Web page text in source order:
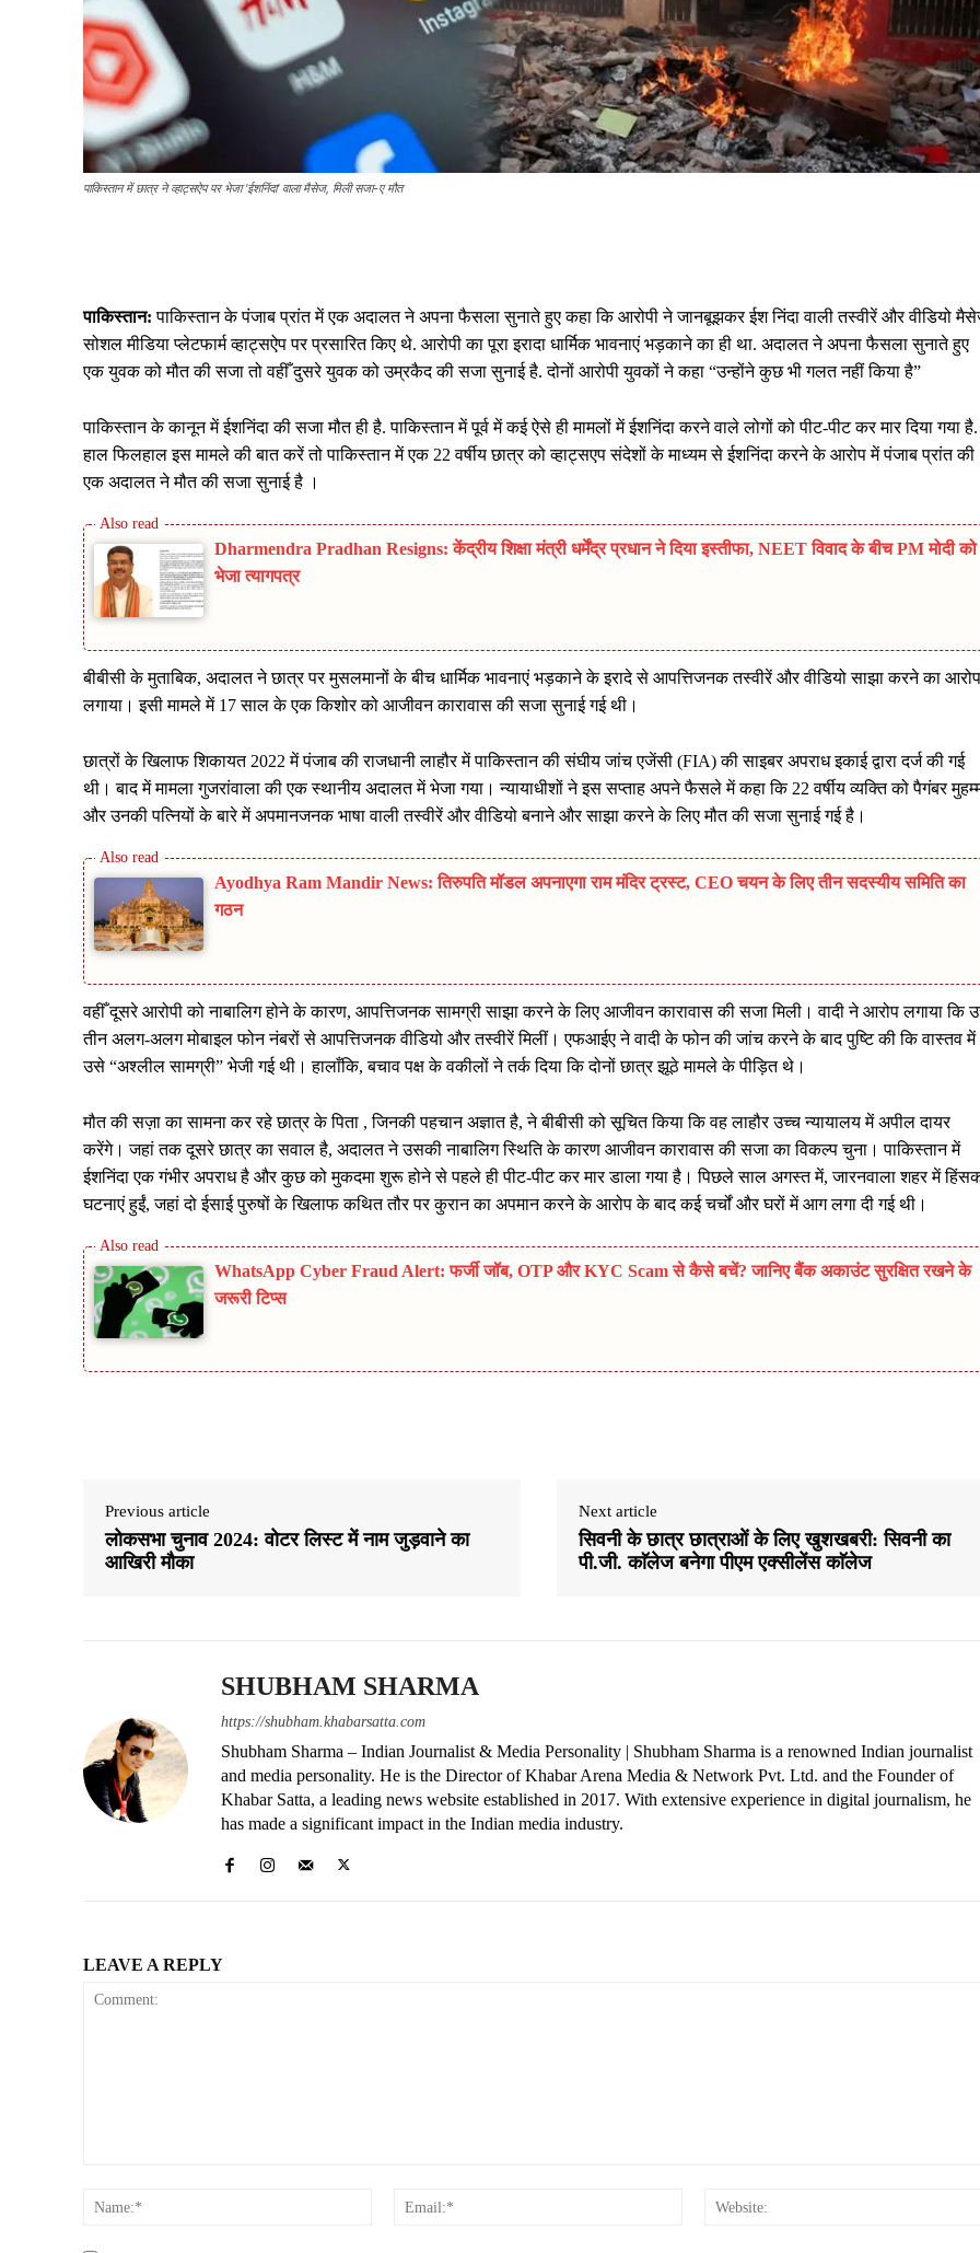
पाकिस्तान में छात्र ने व्हाट्सऐप पर भेजा 'ईशनिंदा' वाला मैसेज, मिली सजा-ए मौत
पाकिस्तान: पाकिस्तान के पंजाब प्रांत में एक अदालत ने अपना फैसला सुनाते हुए कहा कि आरोपी ने जानबूझकर ईश निंदा वाली तस्वीरें और वीडियो
सोशल मीडिया प्लेटफार्म व्हाट्सऐप पर प्रसारित किए थे. आरोपी का पूरा इरादा धार्मिक भावनाएं भड़काने का ही था. अदालत ने अपना फैसला सुनाते हुए
एक युवक को मौत की सजा तो वहीँ दुसरे युवक को उम्रकैद की सजा सुनाई है. दोनों आरोपी युवकों ने कहा “उन्होंने कुछ भी गलत नहीं किया है”
पाकिस्तान के कानून में ईशनिंदा की सजा मौत ही है. पाकिस्तान में पूर्व में कई ऐसे ही मामलों में ईशनिंदा करने वाले लोगों को पीट-पीट कर मार दिया गया है.
हाल फिलहाल इस मामले की बात करें तो पाकिस्तान में एक 22 वर्षीय छात्र को व्हाट्सएप संदेशों के माध्यम से ईशनिंदा करने के आरोप में पंजाब प्रांत की
एक अदालत ने मौत की सजा सुनाई है ।
Dharmendra Pradhan Resigns: केंद्रीय शिक्षा मंत्री धर्मेंद्र प्रधान ने दिया इस्तीफा, NEET विवाद के बीच PM मोदी को
भेजा त्यागपत्र
बीबीसी के मुताबिक, अदालत ने छात्र पर मुसलमानों के बीच धार्मिक भावनाएं भड़काने के इरादे से आपत्तिजनक तस्वीरें और वीडियो साझा करने का आरोप
लगाया। इसी मामले में 17 साल के एक किशोर को आजीवन कारावास की सजा सुनाई गई थी।
छात्रों के खिलाफ शिकायत 2022 में पंजाब की राजधानी लाहौर में पाकिस्तान की संघीय जांच एजेंसी (FIA) की साइबर अपराध इकाई द्वारा दर्ज की गई
थी। बाद में मामला गुजरांवाला की एक स्थानीय अदालत में भेजा गया। न्यायाधीशों ने इस सप्ताह अपने फैसले में कहा कि 22 वर्षीय व्यक्ति को पैगंबर
और उनकी पत्नियों के बारे में अपमानजनक भाषा वाली तस्वीरें और वीडियो बनाने और साझा करने के लिए मौत की सजा सुनाई गई है।
Ayodhya Ram Mandir News: तिरुपति मॉडल अपनाएगा राम मंदिर ट्रस्ट, CEO चयन के लिए तीन सदस्यीय समिति का
गठन
वहीँ दूसरे आरोपी को नाबालिग होने के कारण, आपत्तिजनक सामग्री साझा करने के लिए आजीवन कारावास की सजा मिली। वादी ने आरोप लगाया कि
तीन अलग-अलग मोबाइल फोन नंबरों से आपत्तिजनक वीडियो और तस्वीरें मिलीं। एफआईए ने वादी के फोन की जांच करने के बाद पुष्टि की कि वास्तव में
उसे “अश्लील सामग्री” भेजी गई थी। हालाँकि, बचाव पक्ष के वकीलों ने तर्क दिया कि दोनों छात्र झूठे मामले के पीड़ित थे।
मौत की सज़ा का सामना कर रहे छात्र के पिता , जिनकी पहचान अज्ञात है, ने बीबीसी को सूचित किया कि वह लाहौर उच्च न्यायालय में अपील दायर
करेंगे। जहां तक ​​दूसरे छात्र का सवाल है, अदालत ने उसकी नाबालिग स्थिति के कारण आजीवन कारावास की सजा का विकल्प चुना। पाकिस्तान में
ईशनिंदा एक गंभीर अपराध है और कुछ को मुकदमा शुरू होने से पहले ही पीट-पीट कर मार डाला गया है। पिछले साल अगस्त में, जारनवाला शहर में
घटनाएं हुईं, जहां दो ईसाई पुरुषों के खिलाफ कथित तौर पर कुरान का अपमान करने के आरोप के बाद कई चर्चों और घरों में आग लगा दी गई थी।
WhatsApp Cyber Fraud Alert: फर्जी जॉब, OTP और KYC Scam से कैसे बचें? जानिए बैंक अकाउंट सुरक्षित रखने के
जरूरी टिप्स
Previous article
लोकसभा चुनाव 2024: वोटर लिस्ट में नाम जुड़वाने का
आखिरी मौका
Next article
सिवनी के छात्र छात्राओं के लिए खुशखबरी: सिवनी का
पी.जी. काॅलेज बनेगा पीएम एक्सीलेंस काॅलेज
SHUBHAM SHARMA
https://shubham.khabarsatta.com
Shubham Sharma – Indian Journalist & Media Personality | Shubham Sharma is a renowned Indian journalist
and media personality. He is the Director of Khabar Arena Media & Network Pvt. Ltd. and the Founder of
Khabar Satta, a leading news website established in 2017. With extensive experience in digital journalism, he
has made a significant impact in the Indian media industry.
LEAVE A REPLY
Name:*
Email:*